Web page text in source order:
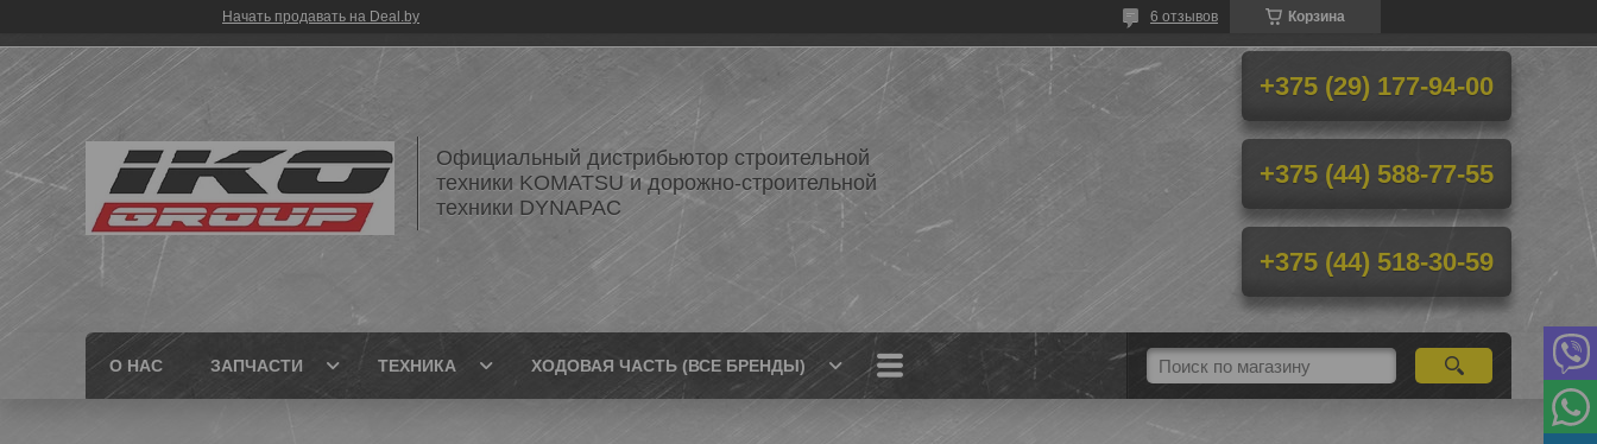
Начать продавать на Deal.by Корзина
6 отзывов
Официальный дистрибьютор строительной
техники KOMATSU и дорожно-строительной
техники DYNAPAC
+375 (29) 177-94-00
+375 (44) 588-77-55
+375 (44) 518-30-59
О НАС ЗАПЧАСТИ ТЕХНИКА ХОДОВАЯ ЧАСТЬ (ВСЕ БРЕНДЫ)